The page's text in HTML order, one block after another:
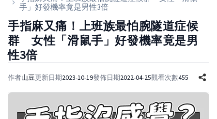
健康主題館
我是醫療人員
手」好發機率竟是男性3倍
手指麻又痛！上班族最怕腕隧道症候
群 女性「滑鼠手」好發機率竟是男
性3倍
作者山豆更新日期2023-10-19發佈日期2022-04-25觀看次數455